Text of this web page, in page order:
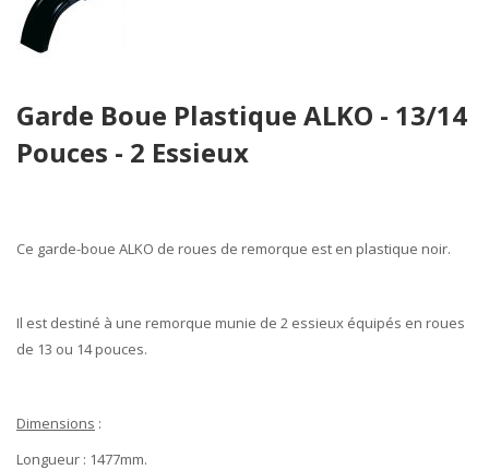
to
beginning
gallery
Garde Boue Plastique ALKO - 13/14
Pouces - 2 Essieux
Ce garde-boue ALKO de roues de remorque est en plastique noir.
Il est destiné à une remorque munie de 2 essieux équipés en roues
de 13 ou 14 pouces.
Dimensions :
Longueur : 1477mm.